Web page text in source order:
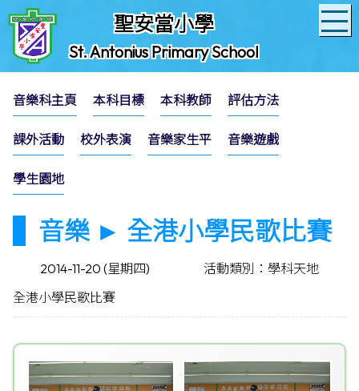
聖安當小學
St. Antonius Primary School
音樂科主頁 本科目標 本科教師 評估方法
課外活動 校外表演 音樂家生平 音樂遊戲
學生園地
音樂 ► 全港小學民歌比賽
2014-11-20 (星期四)
活動類別：學科天地
全港小學民歌比賽